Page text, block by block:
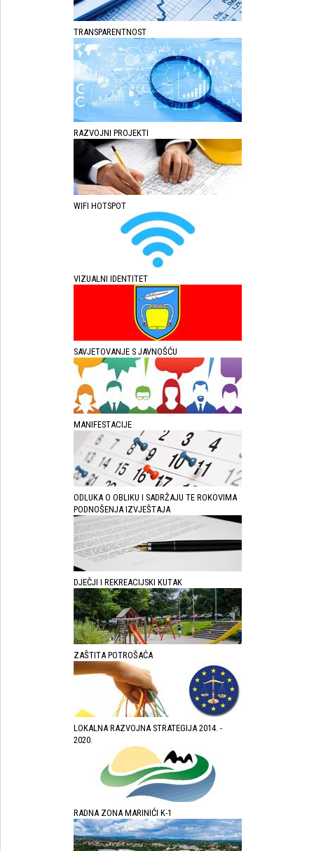
TRANSPARENTNOST
RAZVOJNI PROJEKTI
WIFI HOTSPOT
VIZUALNI IDENTITET
SAVJETOVANJE S JAVNOŠĆU
MANIFESTACIJE
ODLUKA O OBLIKU I SADRŽAJU TE ROKOVIMA
PODNOŠENJA IZVJEŠTAJA
DJEČJI I REKREACIJSKI KUTAK
ZAŠTITA POTROŠAĆA
LOKALNA RAZVOJNA STRATEGIJA 2014. -
2020.
RADNA ZONA MARINIĆI K-1